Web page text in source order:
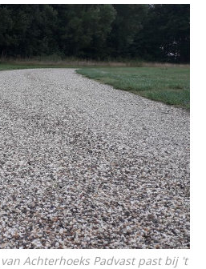
Achterhoeks Padvast past bij 't